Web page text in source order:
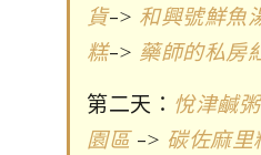
貨-> 和興號鮮魚
糕-> 藥師的私房
第二天： 悅津鹹粥
園區-> 碳佐麻里